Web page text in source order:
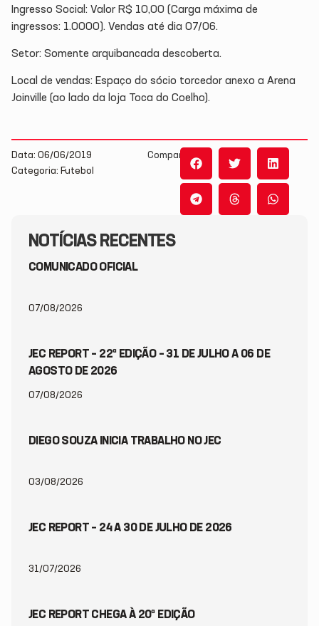
NOTÍCIAS RECENTES
COMUNICADO OFICIAL
07/08/2026
JEC REPORT – 22ª EDIÇÃO – 31 DE JULHO A 06 DE
AGOSTO DE 2026
07/08/2026
DIEGO SOUZA INICIA TRABALHO NO JEC
03/08/2026
JEC REPORT – 24 A 30 DE JULHO DE 2026
31/07/2026
JEC REPORT CHEGA À 20ª EDIÇÃO
Ingresso Social: Valor R$ 10,00 (Carga máxima de
ingressos: 1.0000). Vendas até dia 07/06.
Setor: Somente arquibancada descoberta.
Local de vendas: Espaço do sócio torcedor anexo a Arena
Joinville (ao lado da loja Toca do Coelho).
Data: 06/06/2019
Categoria: Futebol
Compartilhe: